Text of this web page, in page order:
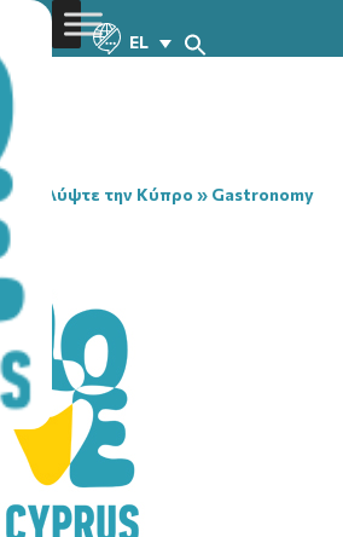
EL
Ανακαλύψτε την Κύπρο » Gastronomy